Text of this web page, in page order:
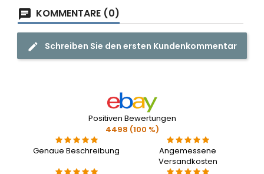
KOMMENTARE (0)
Schreiben Sie den ersten Kundenkommentar
Positiven Bewertungen
4498 (100 %)
Genaue Beschreibung
Angemessene
Versandkosten